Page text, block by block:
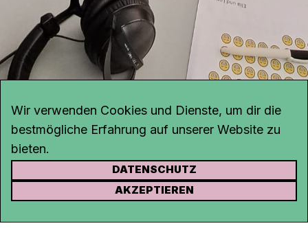
KONTAKT
Wir verwenden Cookies und Dienste, um dir die
bestmögliche Erfahrung auf unserer Website zu
bieten.
DATENSCHUTZ
AKZEPTIEREN